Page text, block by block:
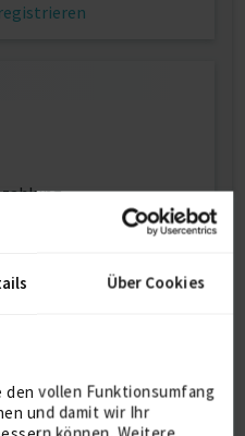
Über Cookies
den vollen Funktionsumfang
und damit wir Ihr
(IT)